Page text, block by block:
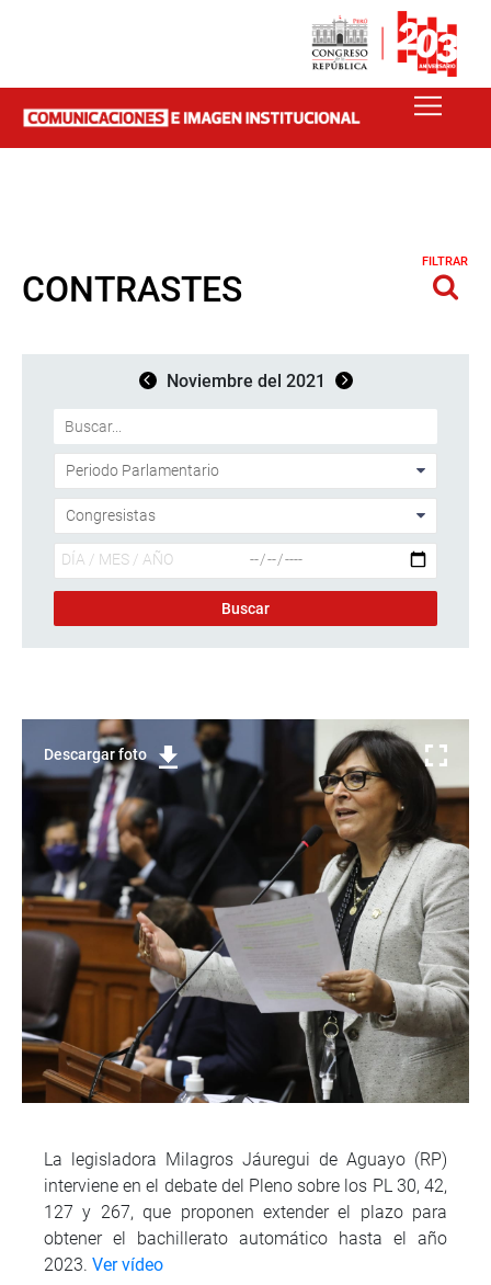
CONTRASTES
FILTRAR
Noviembre del 2021
Descargar foto
La legisladora Milagros Jáuregui de Aguayo (RP)
interviene en el debate del Pleno sobre los PL 30, 42,
127 y 267, que proponen extender el plazo para
obtener el bachillerato automático hasta el año
2023. Ver vídeo